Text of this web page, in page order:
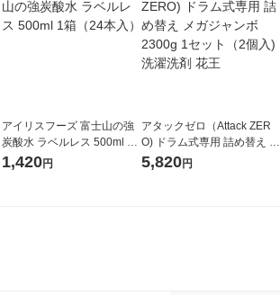
アイリスフーズ 富士山の強
炭酸水 ラベルレス 500ml 1
箱（24本入）
1,420円
アタックゼロ（Attack ZER
O) ドラム式専用 詰め替え メ
ガジャンボ 2300g 1セット
5,820円